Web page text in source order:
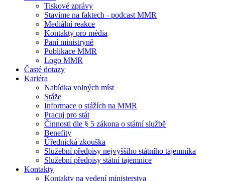
Tiskové zprávy
Stavíme na faktech - podcast MMR
Mediální reakce
Kontakty pro média
Paní ministryně
Publikace MMR
Logo MMR
Časté dotazy
Kariéra
Nabídka volných míst
Stáže
Informace o stážích na MMR
Pracuj pro stát
Činnosti dle § 5 zákona o státní službě
Benefity
Úřednická zkouška
Služební předpisy nejvyššího státního tajemníka
Služební předpisy státní tajemnice
Kontakty
Kontakty na vedení ministerstva